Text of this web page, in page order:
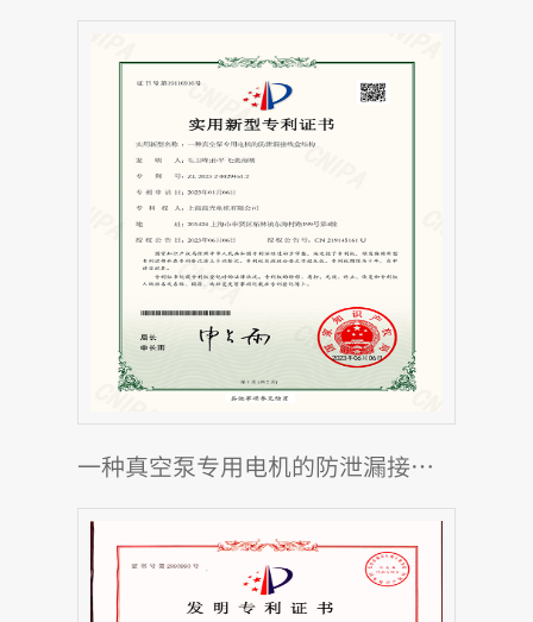
一种真空泵专用电机的防泄漏接线盒结构